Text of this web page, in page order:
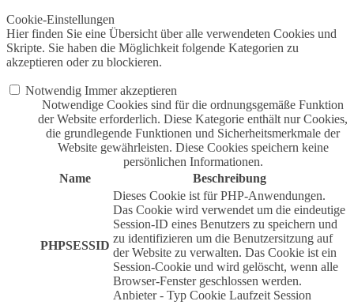
Cookie-Einstellungen
Hier finden Sie eine Übersicht über alle verwendeten Cookies und
Skripte. Sie haben die Möglichkeit folgende Kategorien zu
akzeptieren oder zu blockieren.
Notwendig Immer akzeptieren
Notwendige Cookies sind für die ordnungsgemäße Funktion
der Website erforderlich. Diese Kategorie enthält nur Cookies,
die grundlegende Funktionen und Sicherheitsmerkmale der
Website gewährleisten. Diese Cookies speichern keine
persönlichen Informationen.
Name
Beschreibung
PHPSESSID
Dieses Cookie ist für PHP-Anwendungen.
Das Cookie wird verwendet um die eindeutige
Session-ID eines Benutzers zu speichern und
zu identifizieren um die Benutzersitzung auf
der Website zu verwalten. Das Cookie ist ein
Session-Cookie und wird gelöscht, wenn alle
Browser-Fenster geschlossen werden.
Anbieter - Typ Cookie Laufzeit Session